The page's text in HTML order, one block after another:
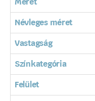
Méret
Névleges méret
Vastagság
Színkategória
Felület